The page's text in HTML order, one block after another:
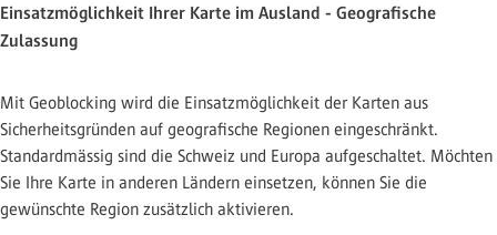
Einsatzmöglichkeit Ihrer Karte im Ausland - Geografische
Zulassung
Mit Geoblocking wird die Einsatzmöglichkeit der Karten aus
Sicherheitsgründen auf geografische Regionen eingeschränkt.
Standardmässig sind die Schweiz und Europa aufgeschaltet. Möchten
Sie Ihre Karte in anderen Ländern einsetzen, können Sie die
gewünschte Region zusätzlich aktivieren.